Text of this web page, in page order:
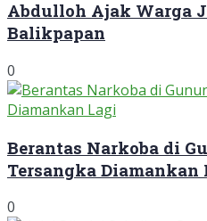
Abdulloh Ajak Warga
Balikpapan
0
Berantas Narkoba di
Tersangka Diamankan
0